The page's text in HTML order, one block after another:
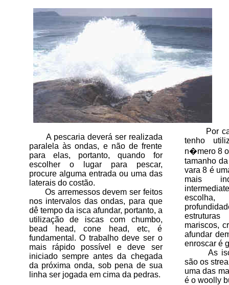
A pescaria deverá ser realizada
paralela às ondas, e não de frente
para elas, portanto, quando for
escolher o lugar para pescar,
procure alguma entrada ou uma das
laterais do costão.
Os arremessos devem ser feitos
nos intervalos das ondas, para que
dê tempo da isca afundar, portanto, a
utilização de iscas com chumbo,
bead head, cone head, etc, é
fundamental. O trabalho deve ser o
mais rápido possível e deve ser
iniciado sempre antes da chegada
da próxima onda, sob pena de sua
linha ser jogada em cima da pedras.
Por
tenho
n�mero 8
tamanho
vara 8 é
mais
mariscos,
afundar
enroscar é
As iscas
são os
uma das
é o woolly